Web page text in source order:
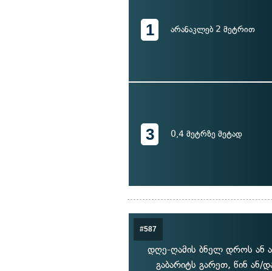
1 არანაკლებ 2 მეტრით
3 0,4 მეტრზე მეტად
#587
დღე-ღამის ბნელ დროს ან
გაბარიტს გარეთ, წინ ან/